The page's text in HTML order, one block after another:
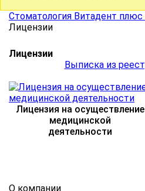
Стоматология Витадент
Лицензии
Лицензии
Выписка из
Лицензия на осуществление
медицинской
деятельности
О компании